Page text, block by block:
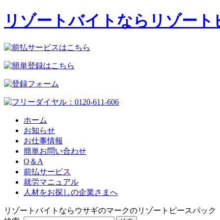
リゾートバイトならリゾート
ホーム
お知らせ
お仕事情報
簡単お問い合わせ
Q＆A
前払サービス
就労マニュアル
人材をお探しの企業さまへ
リゾートバイトならウサギのマークのリゾートピースパック